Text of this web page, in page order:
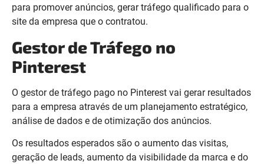
para promover anúncios, gerar tráfego qualificado para o
site da empresa que o contratou.
Gestor de Tráfego no
Pinterest
O gestor de tráfego pago no Pinterest vai gerar resultados
para a empresa através de um planejamento estratégico,
análise de dados e de otimização dos anúncios.
Os resultados esperados são o aumento das visitas,
geração de leads, aumento da visibilidade da marca e do